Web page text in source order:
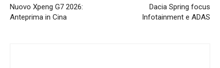
Nuovo Xpeng G7 2026:
Anteprima in Cina
Dacia Spring focus
Infotainment e ADAS